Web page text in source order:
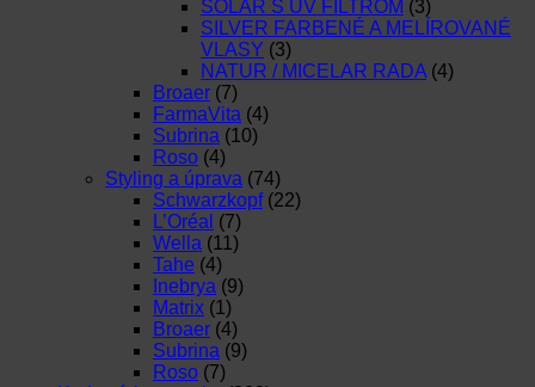
SOLAR S UV FILTROM (3)
SILVER FARBENÉ A MELÍROVANÉ
VLASY (3)
NATUR / MICELAR RADA (4)
Broaer (7)
FarmaVita (4)
Subrina (10)
Roso (4)
Styling a úprava (74)
Schwarzkopf (22)
L’Oréal (7)
Wella (11)
Tahe (4)
Inebrya (9)
Matrix (1)
Broaer (4)
Subrina (9)
Roso (7)